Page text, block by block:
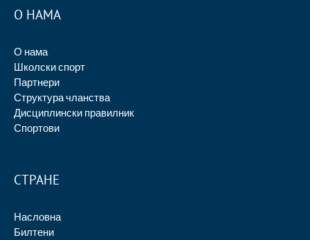
О НАМА
О нама
Школски спорт
Партнери
Структура чланства
Дисциплински правилник
Спортови
СТРАНЕ
Насловна
Билтени